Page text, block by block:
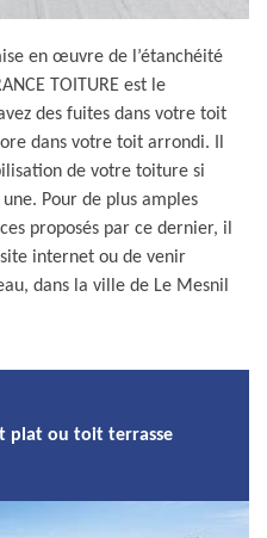
en œuvre de l’étanchéité
TOITURE est le
des fuites dans votre toit
dans votre toit arrondi. Il
de votre toiture si
Pour de plus amples
proposés par ce dernier, il
internet ou de venir
dans la ville de Le Mesnil
plat ou toit terrasse